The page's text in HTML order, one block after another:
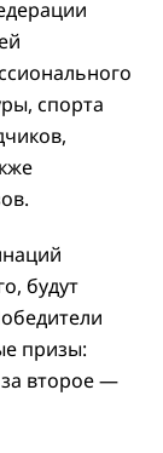
спорта
будут
призы:
второе —